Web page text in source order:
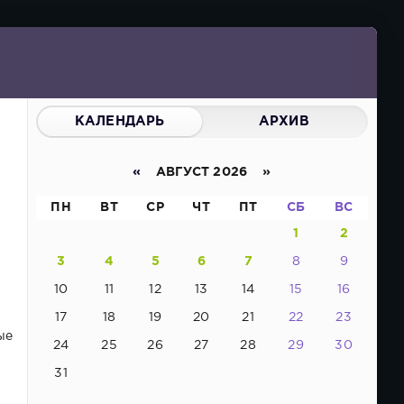
КАЛЕНДАРЬ АРХИВ
« АВГУСТ 2026 »
ПН ВТ СР ЧТ ПТ СБ ВС
1 2
3 4 5 6 7 8 9
10 11 12 13 14 15 16
17 18 19 20 21 22 23
24 25 26 27 28 29 30
31